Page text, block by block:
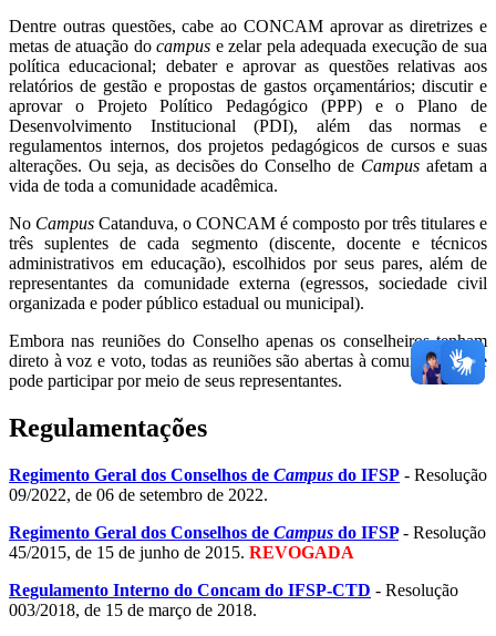
Dentre outras questões, cabe ao CONCAM aprovar as diretrizes e
metas de atuação docampus e zelar pela adequada execução de sua
política educacional; debater e aprovar as questões relativas aos
relatórios de gestão e propostas de gastos orçamentários; discutir e
aprovar o Projeto Político Pedagógico (PPP) e o Plano de
Desenvolvimento Institucional (PDI), além das normas e
regulamentos internos, dos projetos pedagógicos de cursos e suas
alterações. Ou seja, as decisões do Conselho de Campus afetam a
vida de toda a comunidade acadêmica.
No Campus Catanduva, o CONCAM é composto por três titulares e
três suplentes de cada segmento (discente, docente e técnicos
administrativos em educação), escolhidos por seus pares, além de
representantes da comunidade externa (egressos, sociedade civil
organizada e poder público estadual ou municipal).
Embora nas reuniões do Conselho apenas os conselheiros tenham
direto à voz e voto, todas as reuniões são abertas à comunidade que
pode participar por meio de seus representantes.
Regulamentações
Regimento Geral dos Conselhos de Campus do IFSP - Resolução
09/2022, de 06 de setembro de 2022.
Regimento Geral dos Conselhos de Campus do IFSP - Resolução
45/2015, de 15 de junho de 2015. REVOGADA
Regulamento Interno do Concam do IFSP-CTD - Resolução
003/2018, de 15 de março de 2018.